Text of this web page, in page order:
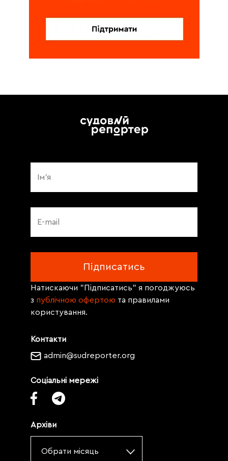
Контакти
admin@sudreporter.org
Соціальні мережі
Архіви
Обрати місяць
Натискаючи "Підписатись" я погоджуюсь
з публічною офертою та правилами
користування.